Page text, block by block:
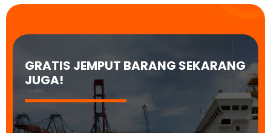
GRATIS JEMPUT BARANG SEKARANG
JUGA!